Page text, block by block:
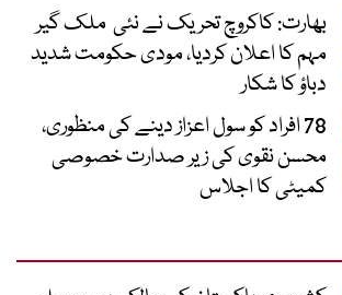
بھارت: کاکروچ تحریک نے نئی ملک گیر
مہم کا اعلان کردیا، مودی حکومت شدید
دباؤ کا شکار
78 افراد کو سول اعزاز دینے کی منظوری،
محسن نقوی کی زیر صدارت خصوصی
کمیٹی کا اجلاس